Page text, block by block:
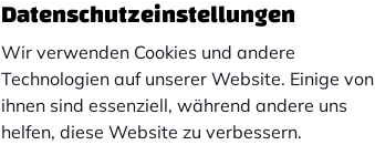
Datenschutzeinstellungen
Wir verwenden Cookies und andere
Technologien auf unserer Website. Einige von
ihnen sind essenziell, während andere uns
helfen, diese Website zu verbessern.